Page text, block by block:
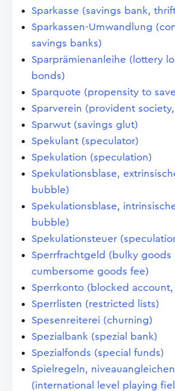
Sparkasse (savings bank,
Sparkassen-Umwandlung
savings banks)
Sparprämienanleihe (lottery
bonds)
Sparquote (propensity to
Sparverein (provident
Sparwut (savings glut)
Spekulant (speculator)
Spekulation (speculation)
Spekulationsblase,
bubble)
Spekulationsblase,
bubble)
Spekulationsteuer
Sperrfrachtgeld (bulky goods
cumbersome goods fee)
Sperrkonto (blocked
Sperrlisten (restricted lists)
Spesenreiterei (churning)
Spezialbank (spezial bank)
Spezialfonds (special funds)
Spielregeln,
(international level playing